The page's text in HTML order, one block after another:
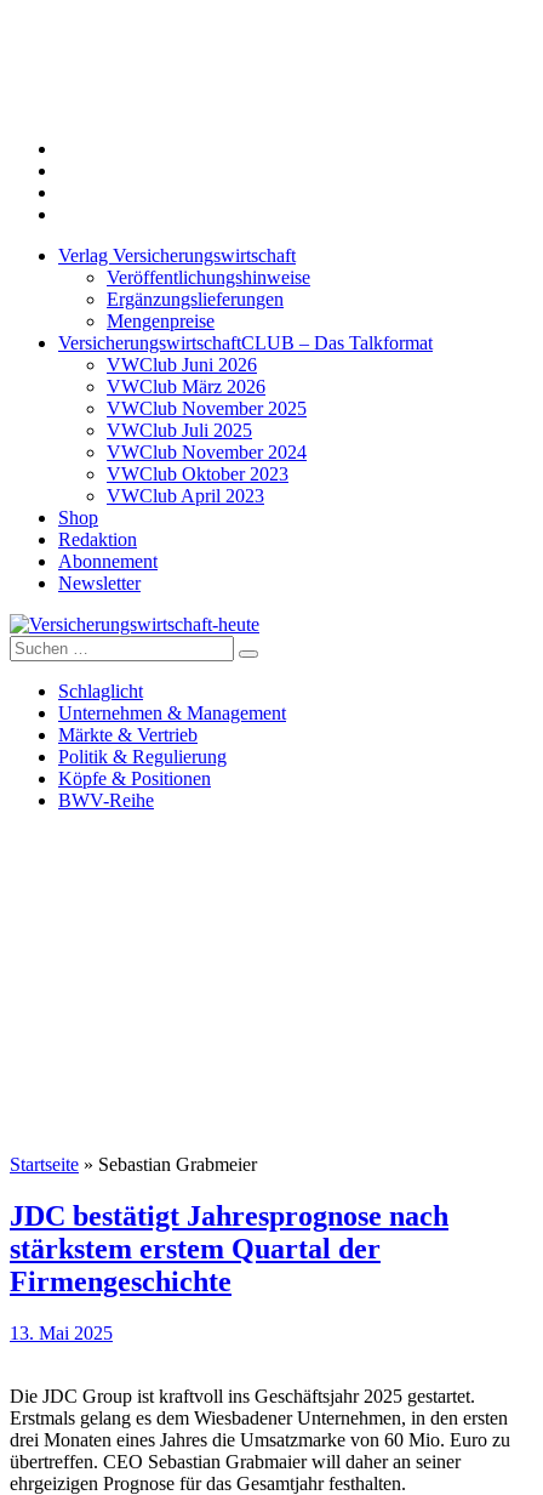
Verlag Versicherungswirtschaft
Veröffentlichungshinweise
Ergänzungslieferungen
Mengenpreise
VersicherungswirtschaftCLUB – Das Talkformat
VWClub Juni 2026
VWClub März 2026
VWClub November 2025
VWClub Juli 2025
VWClub November 2024
VWClub Oktober 2023
VWClub April 2023
Shop
Redaktion
Abonnement
Newsletter
Versicherungswirtschaft-heute
Suche
nach:
Schlaglicht
Unternehmen & Management
Märkte & Vertrieb
Politik & Regulierung
Köpfe & Positionen
BWV-Reihe
Startseite » Sebastian Grabmeier
JDC bestätigt Jahresprognose nach
stärkstem erstem Quartal der
Firmengeschichte
13. Mai 2025
Die JDC Group ist kraftvoll ins Geschäftsjahr 2025 gestartet.
Erstmals gelang es dem Wiesbadener Unternehmen, in den ersten
drei Monaten eines Jahres die Umsatzmarke von 60 Mio. Euro zu
übertreffen. CEO Sebastian Grabmaier will daher an seiner
ehrgeizigen Prognose für das Gesamtjahr festhalten.